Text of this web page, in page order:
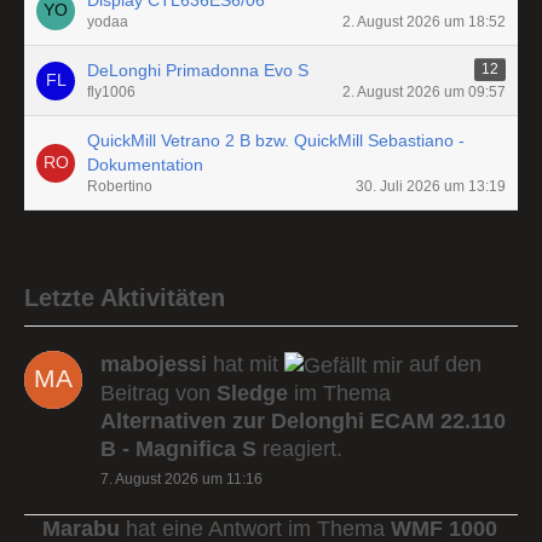
yodaa 2. August 2026 um 18:52
DeLonghi Primadonna Evo S
12
fly1006
2. August 2026 um 09:57
QuickMill Vetrano 2 B bzw. QuickMill Sebastiano -
Dokumentation
Robertino 30. Juli 2026 um 13:19
Letzte Aktivitäten
mabojessi hat mit
auf den
Beitrag von Sledge im Thema
Alternativen zur Delonghi ECAM 22.110
B - Magnifica S reagiert.
7. August 2026 um 11:16
Marabu hat eine Antwort im Thema WMF 1000